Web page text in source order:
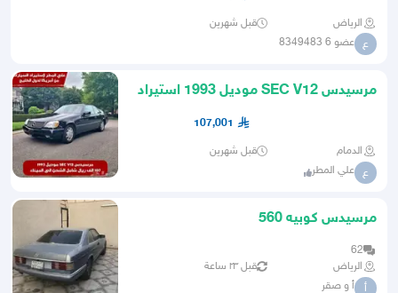
الرياض قبل شهرين
ع عضو 6 8349483
مرسيدس SEC V12 موديل 1993 استيراد
107,001
الدمام قبل شهرين
ع علي المطر
مرسيدس كوبيه 560
62
الرياض
قبل ٢٣ ساعة
أ أ و صقر